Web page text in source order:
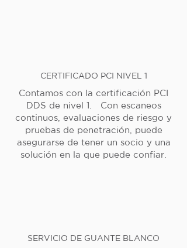
CERTIFICADO PCI NIVEL 1
Contamos con la certificación PCI
DDS de nivel 1. Con escaneos
continuos, evaluaciones de riesgo y
pruebas de penetración, puede
asegurarse de tener un socio y una
solución en la que puede confiar.
SERVICIO DE GUANTE BLANCO